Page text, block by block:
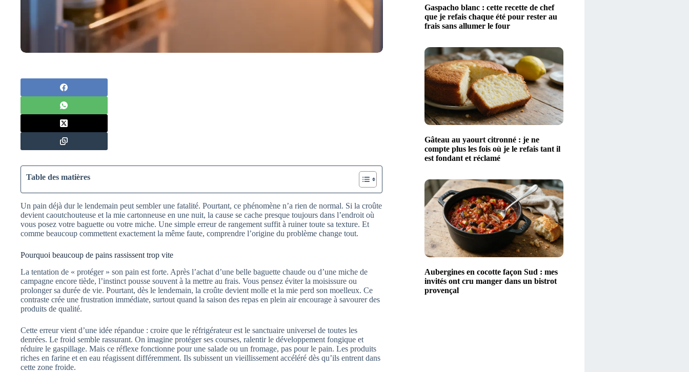
Table des matières
Un pain déjà dur le lendemain peut sembler une fatalité. Pourtant, ce phénomène n’a rien de normal. Si la croûte
devient caoutchouteuse et la mie cartonneuse en une nuit, la cause se cache presque toujours dans l’endroit où
vous posez votre baguette ou votre miche. Une simple erreur de rangement suffit à ruiner toute sa texture. Et
comme beaucoup commettent exactement la même faute, comprendre l’origine du problème change tout.
Pourquoi beaucoup de pains rassissent trop vite
La tentation de « protéger » son pain est forte. Après l’achat d’une belle baguette chaude ou d’une miche de
campagne encore tiède, l’instinct pousse souvent à la mettre au frais. Vous pensez éviter la moisissure ou
prolonger sa durée de vie. Pourtant, dès le lendemain, la croûte devient molle et la mie perd son moelleux. Ce
contraste crée une frustration immédiate, surtout quand la saison des repas en plein air encourage à savourer des
produits de qualité.
Cette erreur vient d’une idée répandue : croire que le réfrigérateur est le sanctuaire universel de toutes les
denrées. Le froid semble rassurant. On imagine protéger ses courses, ralentir le développement fongique et
réduire le gaspillage. Mais ce réflexe fonctionne pour une salade ou un fromage, pas pour le pain. Les produits
riches en farine et en eau réagissent différemment. Ils subissent un vieillissement accéléré dès qu’ils entrent dans
cette zone froide.
Gaspacho blanc : cette recette de chef
que je refais chaque été pour rester au
frais sans allumer le four
Gâteau au yaourt citronné : je ne
compte plus les fois où je le refais tant il
est fondant et réclamé
Aubergines en cocotte façon Sud : mes
invités ont cru manger dans un bistrot
provençal